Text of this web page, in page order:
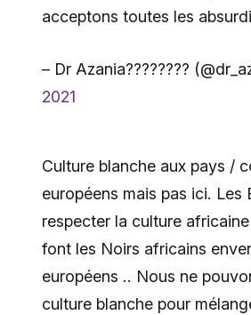
acceptons toutes les
– Dr Azania????????
2021
Culture blanche aux pays /
européens mais pas ici. Les
respecter la culture
font les Noirs africains
européens .. Nous ne
culture blanche pour